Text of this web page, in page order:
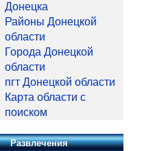
Донецка
Районы Донецкой
области
Города Донецкой
области
пгт Донецкой области
Карта области с
поиском
Развлечения